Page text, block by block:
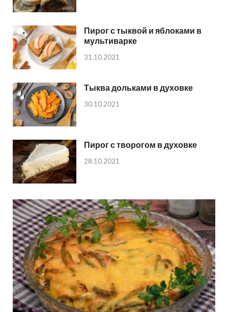
Пирог с тыквой и яблоками в
мультиварке
31.10.2021
Тыква дольками в духовке
30.10.2021
Пирог с творогом в духовке
28.10.2021